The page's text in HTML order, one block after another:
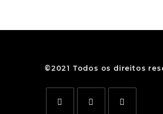
©2021 Todos os direitos